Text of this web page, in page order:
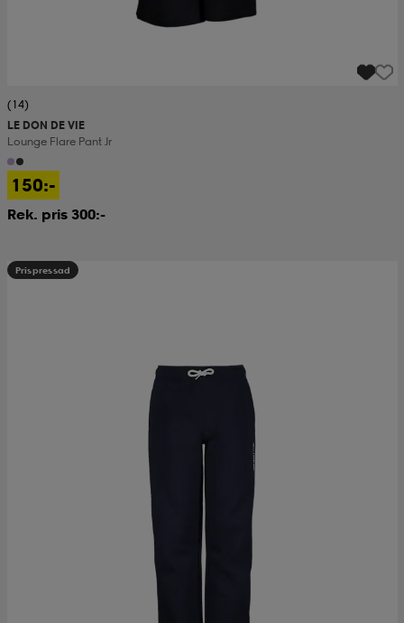
(14)
LE DON DE VIE
Lounge Flare Pant Jr
150:-
Rek. pris 300:-
Prispressad